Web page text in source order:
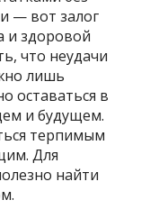
— вот залог
и здоровой
что неудачи
лишь
оставаться в
и будущем.
терпимым
Для
найти